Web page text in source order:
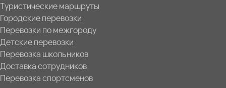
Туристические маршруты
Городские перевозки
Перевозки по межгороду
Детские перевозки
Перевозка школьников
Доставка сотрудников
Перевозка спортсменов